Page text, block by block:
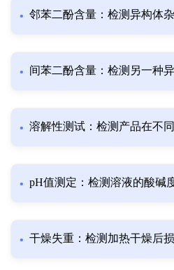
邻苯二酚含量：检测异构体
间苯二酚含量：检测另一种
溶解性测试：检测产品在不
pH值测定：检测溶液的酸碱
干燥失重：检测加热干燥后